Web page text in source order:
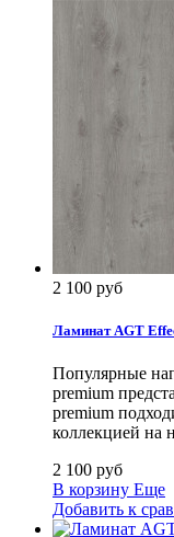
2 100 руб
Ламинат AGT
Популярные
premium
premium
коллекцией на
2 100 руб
В корзину Еще
Добавить к